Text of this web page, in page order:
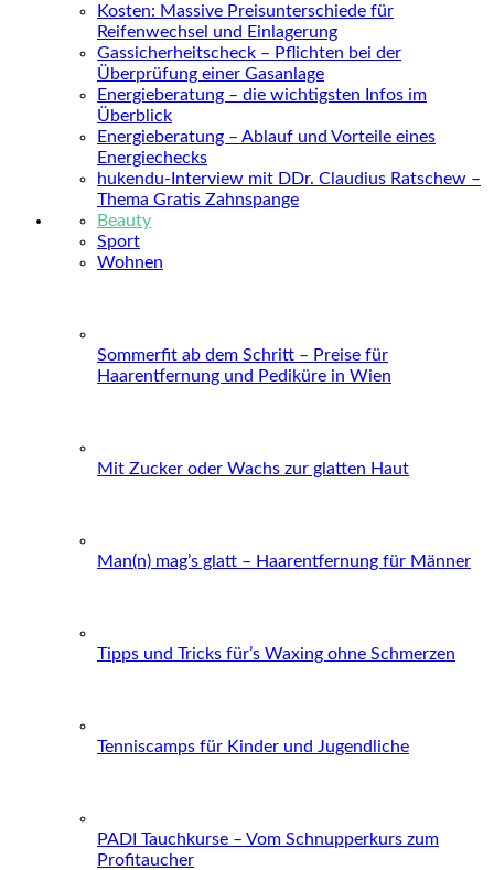
Kosten: Massive Preisunterschiede für
Reifenwechsel und Einlagerung
Gassicherheitscheck – Pflichten bei der
Überprüfung einer Gasanlage
Energieberatung – die wichtigsten Infos im
Überblick
Energieberatung – Ablauf und Vorteile eines
Energiechecks
hukendu-Interview mit DDr. Claudius Ratschew –
Thema Gratis Zahnspange
Beauty
Sport
Wohnen
Sommerfit ab dem Schritt – Preise für
Haarentfernung und Pediküre in Wien
Mit Zucker oder Wachs zur glatten Haut
Man(n) mag’s glatt – Haarentfernung für Männer
Tipps und Tricks für’s Waxing ohne Schmerzen
Tenniscamps für Kinder und Jugendliche
PADI Tauchkurse – Vom Schnupperkurs zum
Profitaucher